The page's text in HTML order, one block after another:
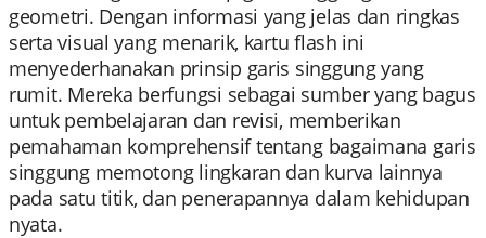
geometri. Dengan informasi yang jelas dan ringkas
serta visual yang menarik, kartu flash ini
menyederhanakan prinsip garis singgung yang
rumit. Mereka berfungsi sebagai sumber yang bagus
untuk pembelajaran dan revisi, memberikan
pemahaman komprehensif tentang bagaimana garis
singgung memotong lingkaran dan kurva lainnya
pada satu titik, dan penerapannya dalam kehidupan
nyata.